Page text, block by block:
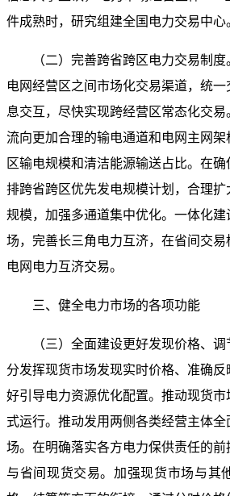
件成熟时，研究组建全国电力交易中心
（二）完善跨省跨区电力交易制度
电网经营区之间市场化交易渠道，统
息交互，尽快实现跨经营区常态化交易
流向更加合理的输电通道和电网主网
区输电规模和清洁能源输送占比。在
排跨省跨区优先发电规模计划，合理
规模，加强多通道集中优化。一体化
场，完善长三角电力互济，在省间交
电网电力互济交易。
三、健全电力市场的各项功能
（三）全面建设更好发现价格、调
分发挥现货市场发现实时价格、准确
好引导电力资源优化配置。推动现货市
式运行。推动发用两侧各类经营主体
场。在明确落实各方电力保供责任的
与省间现货交易。加强现货市场与其